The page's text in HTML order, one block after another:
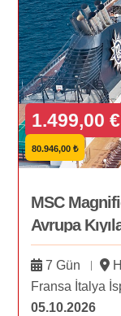
1.499,00 €
80.946,00 ₺
MSC
Avrupa
7 Gün
Fransa İtalya
05.10.2026